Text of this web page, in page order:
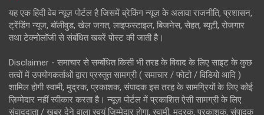
यह एक हिंदी वेब न्यूज़ पोर्टल है जिसमें ब्रेकिंग न्यूज़ के अलावा राजनीति, प्रशासन,
ट्रेंडिंग न्यूज, बॉलीवुड, खेल जगत, लाइफस्टाइल, बिजनेस, सेहत, ब्यूटी, रोजगार
तथा टेक्नोलॉजी से संबंधित खबरें पोस्ट की जाती है।
Disclaimer - समाचार से सम्बंधित किसी भी तरह के विवाद के लिए साइट के कुछ
तत्वों में उपयोगकर्ताओं द्वारा प्रस्तुत सामग्री ( समाचार / फोटो / विडियो आदि )
शामिल होगी स्वामी, मुद्रक, प्रकाशक, संपादक इस तरह के सामग्रियों के लिए कोई
ज़िम्मेदार नहीं स्वीकार करता है। न्यूज़ पोर्टल में प्रकाशित ऐसी सामग्री के लिए
संवाददाता / खबर देने वाला स्वयं जिम्मेदार होगा, स्वामी, मुद्रक, प्रकाशक, संपादक